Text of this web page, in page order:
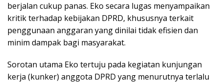
berjalan cukup panas. Eko secara lugas menyampaikan
kritik terhadap kebijakan DPRD, khususnya terkait
penggunaan anggaran yang dinilai tidak efisien dan
minim dampak bagi masyarakat.
Sorotan utama Eko tertuju pada kegiatan kunjungan
kerja (kunker) anggota DPRD yang menurutnya terlalu